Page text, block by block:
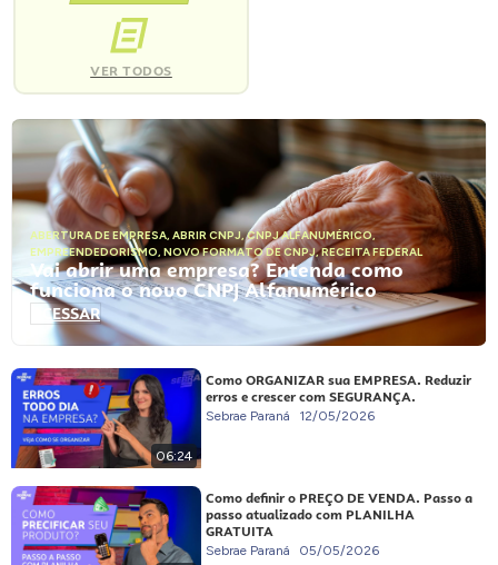
VER TODOS
ABERTURA DE EMPRESA, ABRIR CNPJ,CNPJ ALFANUMÉRICO,
EMPREENDEDORISMO, NOVO FORMATO DE CNPJ,RECEITA FEDERAL
Vai abrir uma empresa? Entenda como
funciona o novo CNPJ Alfanumérico
ACESSAR
06:24
Como ORGANIZAR sua EMPRESA. Reduzir
erros e crescer com SEGURANÇA.
Sebrae Paraná 12/05/2026
Como definir o PREÇO DE VENDA. Passo a
passo atualizado com PLANILHA
GRATUITA
Sebrae Paraná 05/05/2026